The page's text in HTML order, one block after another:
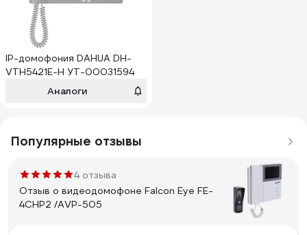
IP-домофония DAHUA DH-
VTH5421E-H УТ-00031594
Аналоги
Популярные отзывы
4 отзыва
Отзыв о видеодомофоне Falcon Eye FE-
4CHP2 /AVP-505